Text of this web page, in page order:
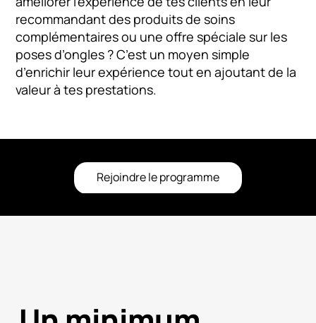
recommandant des produits de soins
complémentaires ou une offre spéciale sur les
poses d’ongles ? C’est un moyen simple
d’enrichir leur expérience tout en ajoutant de la
valeur à tes prestations.
Rejoindre le programme